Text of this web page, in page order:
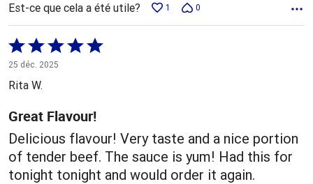
Est-ce que cela a été utile? 1 0
Coté
5 sur
5
25 déc. 2025
Rita W.
Great Flavour!
Delicious flavour! Very taste and a nice portion
of tender beef. The sauce is yum! Had this for
tonight tonight and would order it again.